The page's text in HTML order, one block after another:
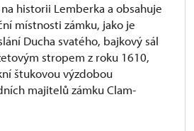
historii Lemberka a obsahuje
místnosti zámku, jako je
Ducha svatého, bajkový sál
stropem z roku 1610,
štukovou výzdobou
majitelů zámku Clam-